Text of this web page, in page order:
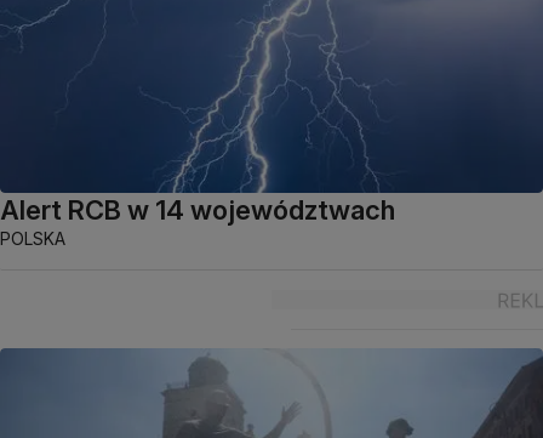
Alert RCB w 14 województwach
POLSKA